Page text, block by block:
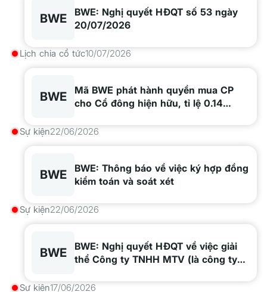
BWE
BWE: Nghị quyết HĐQT số 53 ngày
20/07/2026
Lịch chia cổ tức10/07/2026
BWE
Mã BWE phát hành quyền mua CP
cho Cổ đông hiện hữu, tỉ lệ 0.14
GDKHQ 2026-07-23, ngày thực hiện
Sự kiện22/06/2026
BWE
BWE: Thông báo về việc ký hợp đồng
kiểm toán và soát xét
Sự kiện22/06/2026
BWE
BWE: Nghị quyết HĐQT về việc giải
thể Công ty TNHH MTV (là công ty
Sự kiện17/06/2026